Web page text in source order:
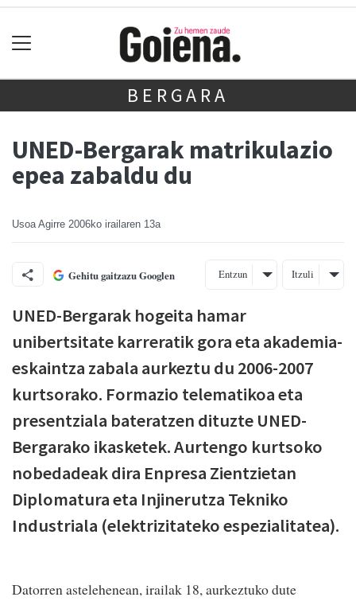
BERGARA
UNED-Bergarak matrikulazio
epea zabaldu du
Usoa Agirre 2006ko irailaren 13a
Gehitu gaitzazu Googlen Entzun Itzuli
UNED-Bergarak hogeita hamar
unibertsitate karreratik gora eta akademia-
eskaintza zabala aurkeztu du 2006-2007
kurtsorako. Formazio telematikoa eta
presentziala bateratzen dituzte UNED-
Bergarako ikasketek. Aurtengo kurtsoko
nobedadeak dira Enpresa Zientzietan
Diplomatura eta Injinerutza Tekniko
Industriala (elektrizitateko espezialitatea).
Datorren astelehenean, irailak 18, aurkeztuko dute